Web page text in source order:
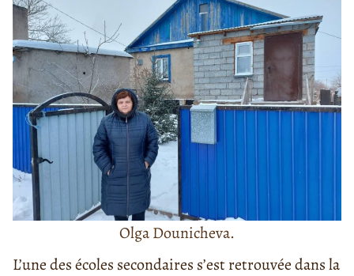
Olga Dounicheva.
L’une des écoles secondaires s’est retrouvée dans la